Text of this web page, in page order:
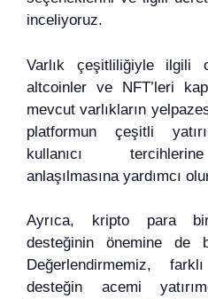
inceliyoruz.
Varlık çeşitliliğiyle ilgili
altcoinler ve NFT’leri
mevcut varlıkların
platformun çeşitli
kullanıcı
anlaşılmasına yardımcı
Ayrıca, kripto para
desteğinin önemine de
Değerlendirmemiz,
desteğin acemi